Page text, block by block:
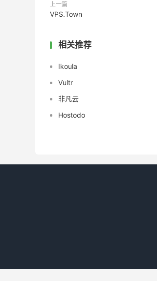
上一篇
VPS.Town
相关推荐
Ikoula
Vultr
非凡云
Hostodo